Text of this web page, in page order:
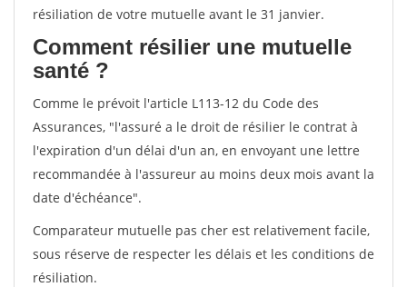
résiliation de votre mutuelle avant le 31 janvier.
Comment résilier une mutuelle
santé ?
Comme le prévoit l'article L113-12 du Code des
Assurances, "l'assuré a le droit de résilier le contrat à
l'expiration d'un délai d'un an, en envoyant une lettre
recommandée à l'assureur au moins deux mois avant la
date d'échéance".
Comparateur mutuelle pas cher est relativement facile,
sous réserve de respecter les délais et les conditions de
résiliation.